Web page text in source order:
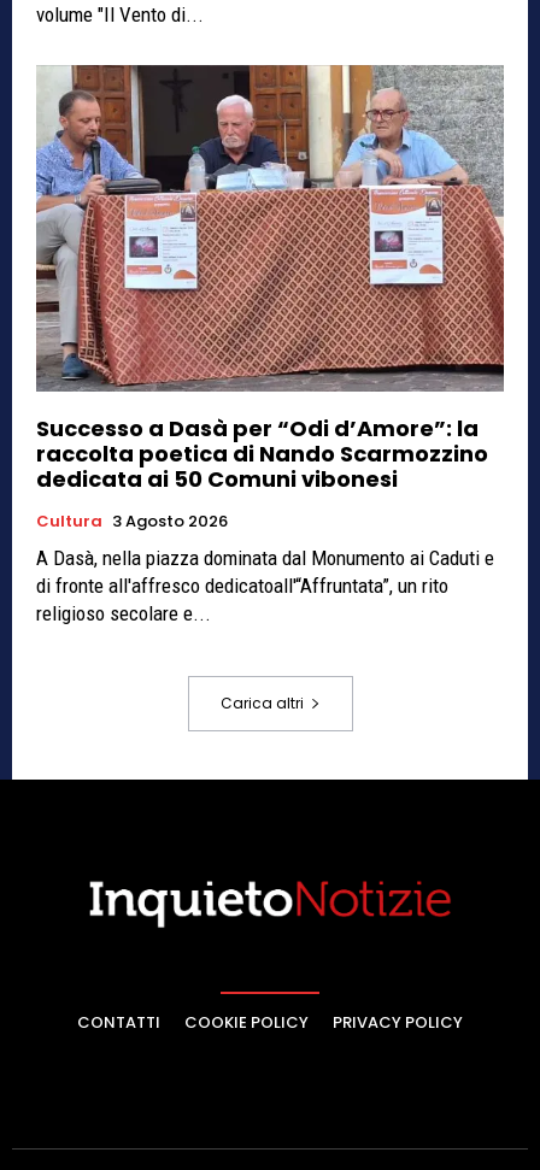
volume "Il Vento di...
Successo a Dasà per “Odi d’Amore”: la
raccolta poetica di Nando Scarmozzino
dedicata ai 50 Comuni vibonesi
Cultura 3 Agosto 2026
A Dasà, nella piazza dominata dal Monumento ai Caduti e
di fronte all'affresco dedicatoall'“Affruntata”, un rito
religioso secolare e...
Carica altri
CONTATTI COOKIE POLICY PRIVACY POLICY